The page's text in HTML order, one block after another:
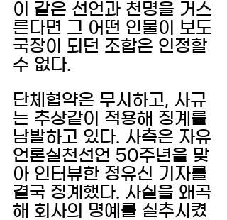
이 같은 선언과 천명을 거스
른다면 그 어떤 인물이 보도
국장이 되던 조합은 인정할
수 없다.
단체협약은 무시하고, 사규
는 추상같이 적용해 징계를
남발하고 있다. 사측은 자유
언론실천선언 50주년을 맞
아 인터뷰한 정유신 기자를
결국 징계했다. 사실을 왜곡
해 회사의 명예를 실추시켰